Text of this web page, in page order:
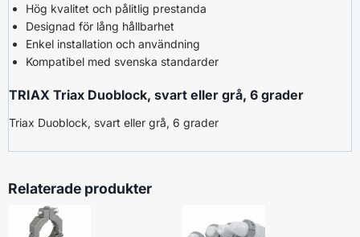
Hög kvalitet och pålitlig prestanda
Designad för lång hållbarhet
Enkel installation och användning
Kompatibel med svenska standarder
TRIAX Triax Duoblock, svart eller grå, 6 grader
Triax Duoblock, svart eller grå, 6 grader
Relaterade produkter